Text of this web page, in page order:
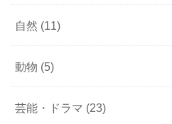
自然 (11)
動物 (5)
芸能・ドラマ (23)